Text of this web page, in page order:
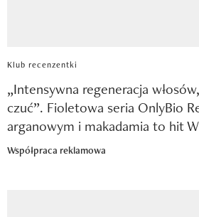
Klub recenzentki
„Intensywna regeneracja
czuć”. Fioletowa seria OnlyBio
arganowym i makadamia to hit
Współpraca reklamowa